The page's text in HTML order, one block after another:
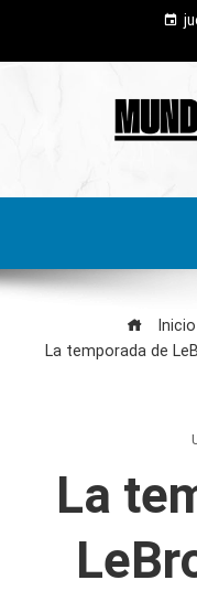
Inicio
La temporada de
La